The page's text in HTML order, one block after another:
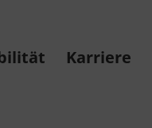
Karriere